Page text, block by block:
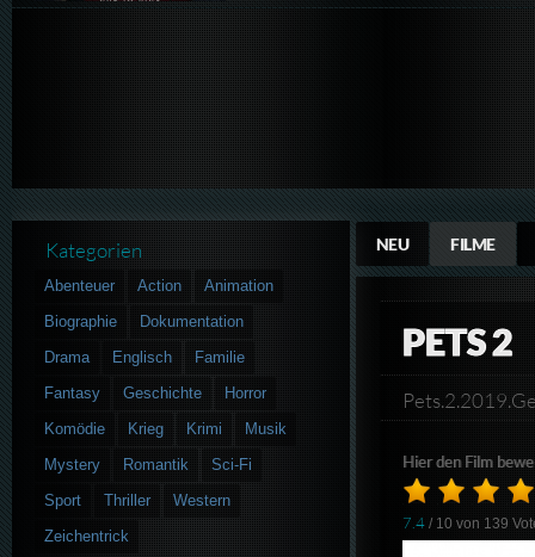
NEU FILME
PETS 2
Hier den Film
7.4 / 10 von 139
Kategorien
Abenteuer Action
Animation
Biographie
Dokumentation
Drama
Englisch
Familie
Fantasy
Geschichte
Horror
Komödie
Krieg Krimi
Musik
Mystery
Romantik
Sci-Fi
Sport
Thriller
Western
Zeichentrick